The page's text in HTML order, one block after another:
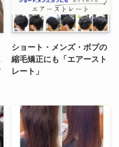
ショート・メンズ・ボブの
縮毛矯正にも「エアースト
レート」